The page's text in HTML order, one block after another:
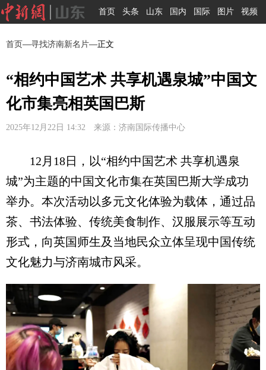
首页 头条 山东 国内 国际 图片 视频
首页—寻找济南新名片—正文
“相约中国艺术 共享机遇泉城”中国文
化市集亮相英国巴斯
2025年12月22日 14:32 来源：济南国际传播中心
12月18日，以“相约中国艺术 共享机遇泉
城”为主题的中国文化市集在英国巴斯大学成功
举办。本次活动以多元文化体验为载体，通过品
茶、书法体验、传统美食制作、汉服展示等互动
形式，向英国师生及当地民众立体呈现中国传统
文化魅力与济南城市风采。